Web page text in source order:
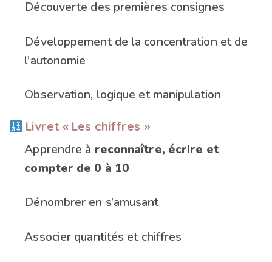
Découverte des premières consignes
Développement de la concentration et de
l’autonomie
Observation, logique et manipulation
Livret « Les chiffres »
Apprendre à reconnaître, écrire et
compter de 0 à 10
Dénombrer en s’amusant
Associer quantités et chiffres